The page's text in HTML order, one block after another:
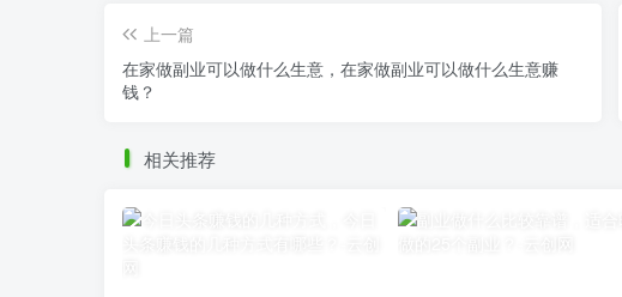
上一篇
在家做副业可以做什么生意，在家做副业可以做什么生意赚
钱？
相关推荐